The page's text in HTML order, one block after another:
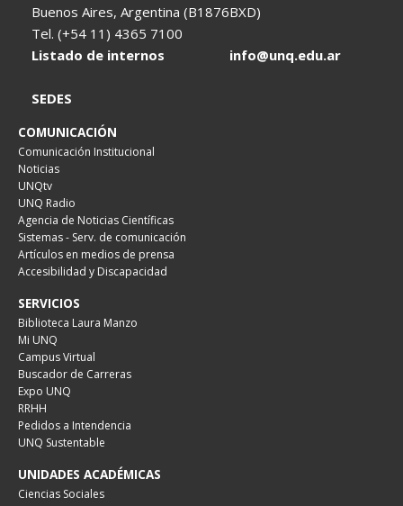
Buenos Aires, Argentina (B1876BXD)
Tel. (+54 11) 4365 7100
Listado de internos
info@unq.edu.ar
SEDES
COMUNICACIÓN
Comunicación Institucional
Noticias
UNQtv
UNQ Radio
Agencia de Noticias Científicas
Sistemas - Serv. de comunicación
Artículos en medios de prensa
Accesibilidad y Discapacidad
SERVICIOS
Biblioteca Laura Manzo
Mi UNQ
Campus Virtual
Buscador de Carreras
Expo UNQ
RRHH
Pedidos a Intendencia
UNQ Sustentable
UNIDADES ACADÉMICAS
Ciencias Sociales